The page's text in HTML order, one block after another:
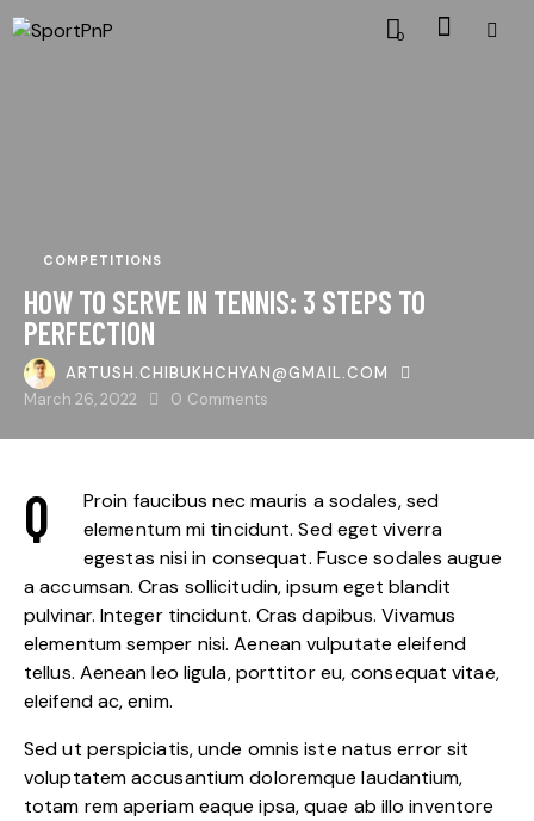
0
COMPETITIONS
HOW TO SERVE IN TENNIS: 3 STEPS TO
PERFECTION
ARTUSH.CHIBUKHCHYAN@GMAIL.COM
March 26, 2022
0 Comments
Q
Proin faucibus nec mauris a sodales, sed
elementum mi tincidunt. Sed eget viverra
egestas nisi in consequat. Fusce sodales augue
a accumsan. Cras sollicitudin, ipsum eget blandit
pulvinar. Integer tincidunt. Cras dapibus. Vivamus
elementum semper nisi. Aenean vulputate eleifend
tellus. Aenean leo ligula, porttitor eu, consequat vitae,
eleifend ac, enim.
Sed ut perspiciatis, unde omnis iste natus error sit
voluptatem accusantium doloremque laudantium,
totam rem aperiam eaque ipsa, quae ab illo inventore